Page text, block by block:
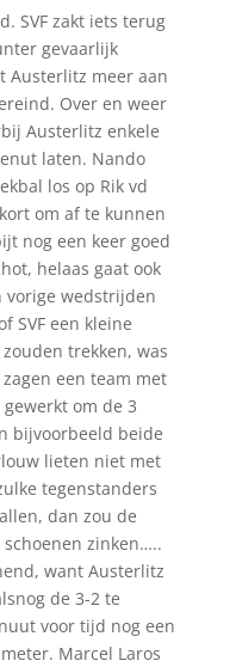
SVF zakt iets terug
gevaarlijk
Austerlitz meer aan
Over en weer
Austerlitz enkele
laten. Nando
los op Rik vd
om af te kunnen
nog een keer goed
helaas gaat ook
vorige wedstrijden
SVF een kleine
trekken, was
een team met
om de 3
bijvoorbeeld beide
lieten niet met
tegenstanders
dan zou de
zinken…..
want Austerlitz
de 3-2 te
voor tijd nog een
Marcel Laros